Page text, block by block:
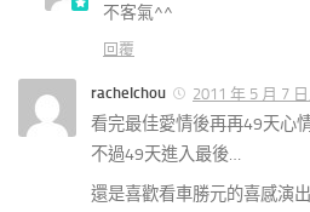
不客氣^^
回覆
rachelchou 2011 年 5 月 7
看完最佳愛情後再再49天心
不過49天進入最後…
還是喜歡看車勝元的喜感演出